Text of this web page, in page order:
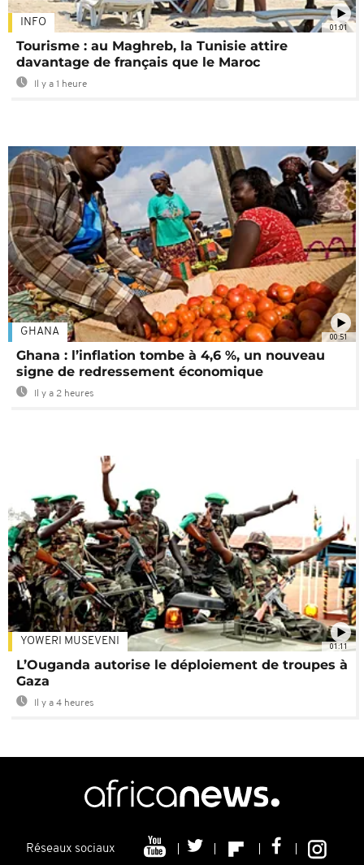
01:01
INFO
Tourisme : au Maghreb, la Tunisie attire
davantage de français que le Maroc
Il y a 1 heure
00:51
GHANA
Ghana : l’inflation tombe à 4,6 %, un nouveau
signe de redressement économique
Il y a 2 heures
01:11
YOWERI MUSEVENI
L’Ouganda autorise le déploiement de troupes à
Gaza
Il y a 4 heures
Réseaux sociaux